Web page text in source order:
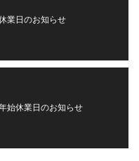
業日のお知らせ
始休業日のお知らせ